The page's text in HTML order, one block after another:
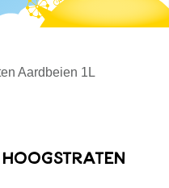
Aardbeien 1L